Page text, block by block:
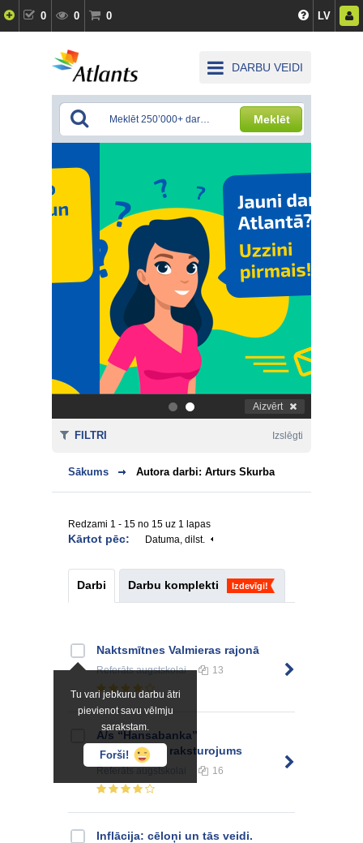
0 0 0 LV
DARBU VEIDI
Meklēt
. Aizvērt
Sākums Autora darbi: Arturs Skurba
Redzami 1 - 15 no 15 uz 1 lapas
Kārtot pēc: Datuma, dilst.
Darbi Darbu komplekti Izdevīgi!
Tu vari jebkuru darbu ātri
pievienot savu vēlmju
sarakstam.
Forši!
Naktsmītnes Valmieras rajonā
Referātsaugstskolai 13
A/s “Hansabanka”
komerciālais raksturojums
Referātsaugstskolai 16
Inflācija: cēloņi un tās veidi.
FILTRI Izslēgti